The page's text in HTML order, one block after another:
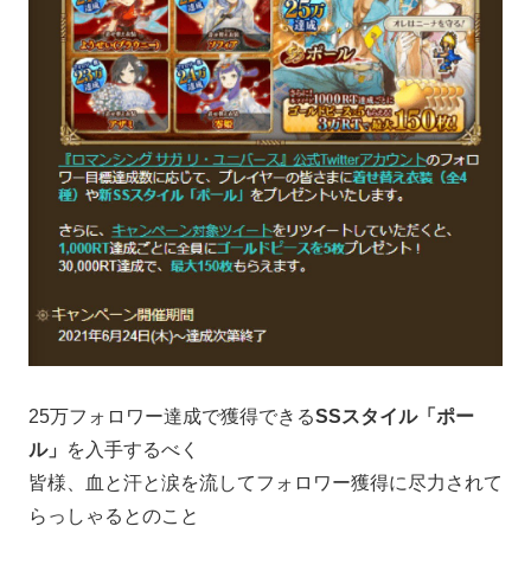
25万フォロワー達成で獲得できるSSスタイル「ポー
ル」
を入手するべく
皆様、血と汗と涙を流してフォロワー獲得に尽力されて
らっしゃるとのこと